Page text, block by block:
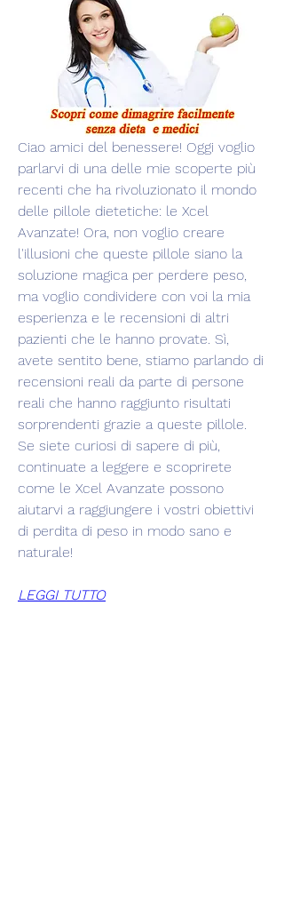
Ciao amici del benessere! Oggi voglio
parlarvi di una delle mie scoperte più
recenti che ha rivoluzionato il mondo
delle pillole dietetiche: le Xcel
Avanzate! Ora, non voglio creare
l'illusioni che queste pillole siano la
soluzione magica per perdere peso,
ma voglio condividere con voi la mia
esperienza e le recensioni di altri
pazienti che le hanno provate. Sì,
avete sentito bene, stiamo parlando di
recensioni reali da parte di persone
reali che hanno raggiunto risultati
sorprendenti grazie a queste pillole.
Se siete curiosi di sapere di più,
continuate a leggere e scoprirete
come le Xcel Avanzate possono
aiutarvi a raggiungere i vostri obiettivi
di perdita di peso in modo sano e
naturale!
LEGGI TUTTO